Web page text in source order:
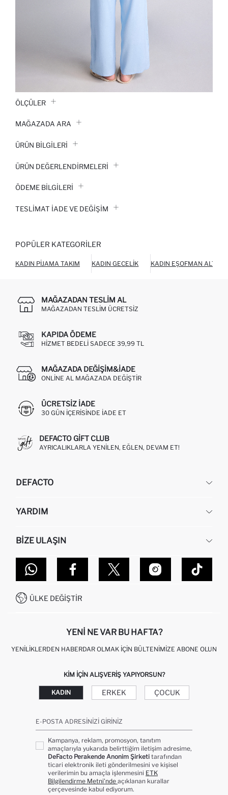
ÖLÇÜLER
MAĞAZADA ARA
ÜRÜN BILGILERI
ÜRÜN DEĞERLENDİRMELERİ
ÖDEME BİLGİLERİ
TESLIMAT İADE VE DEĞIŞIM
POPÜLER KATEGORILER
KADIN PIJAMA TAKIM KADIN GECELIK KADIN EŞOFMAN ALTI
MAĞAZADAN TESLIM AL
MAĞAZADAN TESLIM ÜCRETSIZ
KAPIDA ÖDEME
HIZMET BEDELI SADECE 39,99 TL
MAĞAZADA DEĞIŞIM&İADE
ONLINE AL MAĞAZADA DEĞIŞTIR
ÜCRETSIZ IADE
30 GÜN IÇERISINDE IADE ET
DEFACTO GIFT CLUB
AYRICALIKLARLA YENILEN, EĞLEN, DEVAM ET!
DEFACTO
HAKKIMIZDA
KURUMSAL SATIŞ
DEFACTO TEKNOLOJI
SITEMAP
YARDIM
SIPARIŞIMI NASIL TAKIP EDERIM?
NASIL İADE EDERIM?
GIFT CLUB SIKÇA SORULAN SORULAR
İŞLEM REHBERI
KAMPANYALAR
BIZE ULAŞIN
MAĞAZALARIMIZ
İLETIŞIM FORMU
0850 333 22 86
ÜLKE DEĞIŞTIR
YENI NE VAR BU HAFTA?
YENILIKLERDEN HABERDAR OLMAK İÇIN BÜLTENIMIZE ABONE OLUN
KIM IÇIN ALIŞVERIŞ YAPIYORSUN?
KADIN ERKEK ÇOCUK
E-POSTA ADRESINIZI GIRINIZ
Kampanya, reklam, promosyon, tanıtım
amaçlarıyla yukarıda belirttiğim iletişim adresime,
DeFacto Perakende Anonim Şirketi tarafından
ticari elektronik ileti gönderilmesini ve kişisel
verilerimin bu amaçla işlenmesini ETK
Bilgilendirme Metni’nde açıklanan kurallar
çerçevesinde kabul ediyorum.